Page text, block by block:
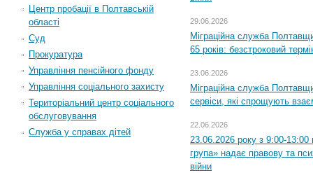
Центр пробації в Полтавській
області
Суд
Прокуратура
Управління пенсійного фонду
Управління соціального захисту
Територіальний центр соціального
обслуговування
Служба у справах дітей
29.06.2026
Міграційна служба
65 років: безстроковий
23.06.2026
Міграційна служба
сервіси, які спрощують
22.06.2026
23.06.2026 року з 9:00-13:00
група» надає правову та
війни